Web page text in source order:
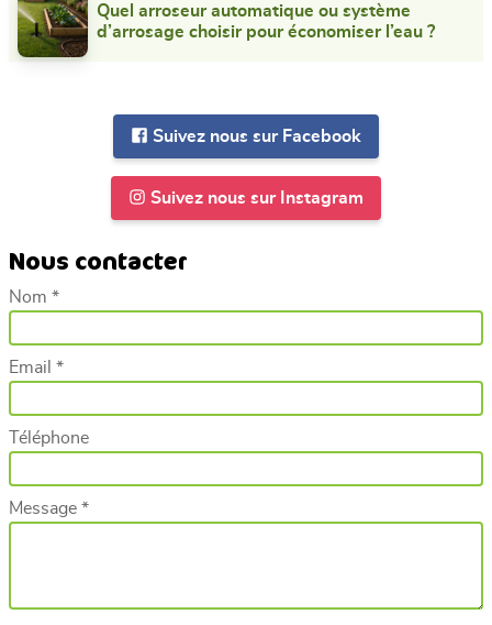
Quel arroseur automatique ou système
d’arrosage choisir pour économiser l’eau ?
Suivez nous sur Facebook
Suivez nous sur Instagram
Nous contacter
Nom *
Email *
Téléphone
Message *